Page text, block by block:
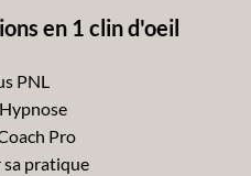
en 1 clin d'oeil
PNL
Pro
pratique